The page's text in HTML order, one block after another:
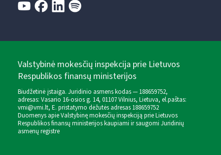
Valstybinė mokesčių inspekcija prie Lietuvos
Respublikos finansų ministerijos
Biudžetinė įstaiga. Juridinio asmens kodas — 188659752,
adresas: Vasario 16-osios g. 14, 01107 Vilnius, Lietuva, el.paštas:
vmi@vmi.lt, E. pristatymo dėžutės adresas 188659752
Duomenys apie Valstybinę mokesčių inspekciją prie Lietuvos
Respublikos finansų ministerijos kaupiami ir saugomi Juridinių
asmenų registre